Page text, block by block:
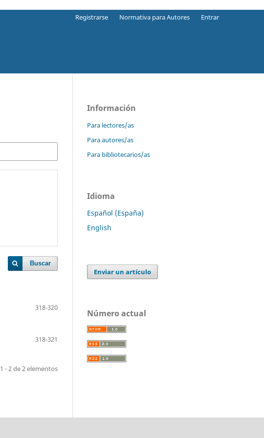
Registrarse Normativa para Autores Entrar
Buscar
318-320
318-321
1 - 2 de 2 elementos
Información
Para lectores/as
Para autores/as
Para bibliotecarios/as
Idioma
Español (España)
English
Enviar un artículo
Número actual